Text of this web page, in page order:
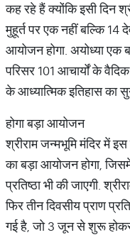
कह रहे हैं क्योंकि इसी दिन
मुहूर्त पर एक नहीं बल्कि 14
आयोजन होगा. अयोध्या एक
परिसर 101 आचार्यों के
के आध्यात्मिक इतिहास का
होगा बड़ा आयोजन
श्रीराम जन्मभूमि मंदिर में
का बड़ा आयोजन होगा,
प्रतिष्ठा भी की जाएगी.
फिर तीन दिवसीय प्राण
गई है, जो 3 जून से शुरू